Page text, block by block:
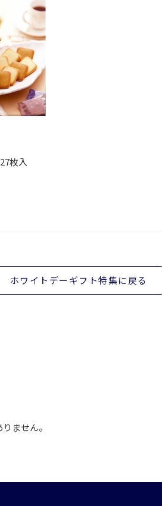
枚入
ホワイトデーギフト特集に戻る
ません。